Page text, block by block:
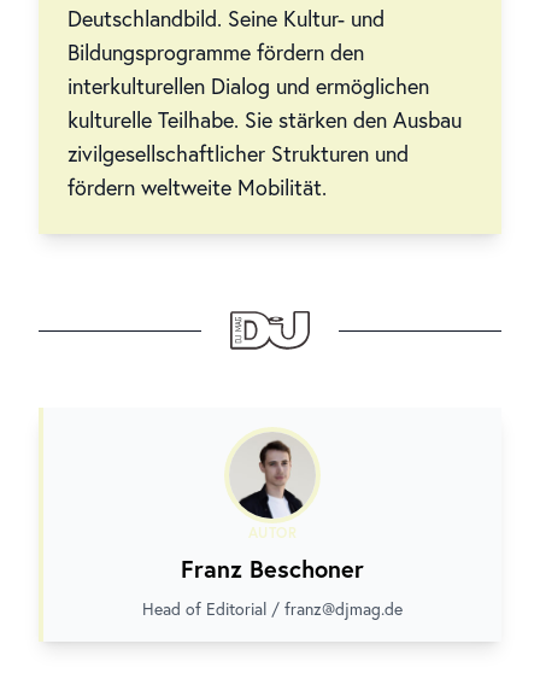
Deutschlandbild. Seine Kultur- und
Bildungsprogramme fördern den
interkulturellen Dialog und ermöglichen
kulturelle Teilhabe. Sie stärken den Ausbau
zivilgesellschaftlicher Strukturen und
fördern weltweite Mobilität.
AUTOR
Franz Beschoner
Head of Editorial / franz@djmag.de